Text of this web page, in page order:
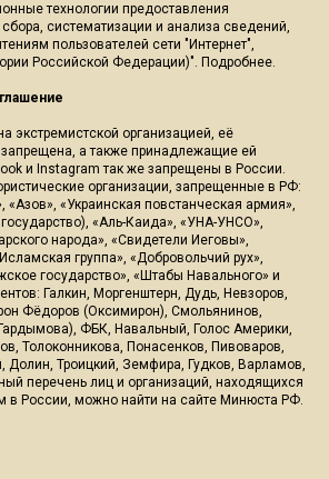
технологии предоставления
систематизации и анализа сведений,
пользователей сети "Интернет",
Российской Федерации)". Подробнее.
экстремистской организацией, её
запрещена, а также принадлежащие ей
и Instagram так же запрещены в России.
организации, запрещенные в РФ:
«Азов», «Украинская повстанческая армия»,
«Аль-Каида», «УНА-УНСО»,
народа», «Свидетели Иеговы»,
группа», «Добровольчий рух»,
государство», «Штабы Навального» и
Галкин, Моргенштерн, Дудь, Невзоров,
Фёдоров (Оксимирон), Смольянинов,
ФБК, Навальный, Голос Америки,
Толоконникова, Понасенков, Пивоваров,
Долин, Троицкий, Земфира, Гудков, Варламов,
перечень лиц и организаций, находящихся
в России, можно найти на сайте Минюста РФ.